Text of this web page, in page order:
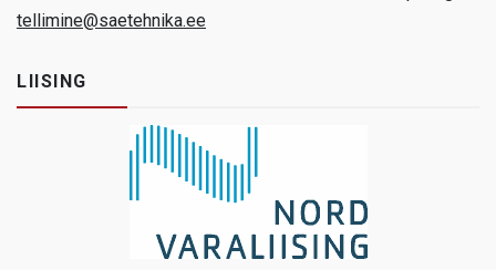
tellimine@saetehnika.ee
LIISING